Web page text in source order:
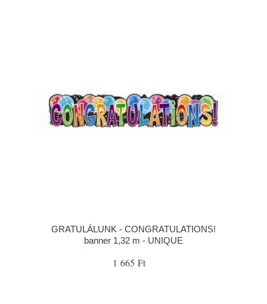
GRATULÁLUNK - CONGRATULATIONS!
banner 1,32 m - UNIQUE
1 665 Ft